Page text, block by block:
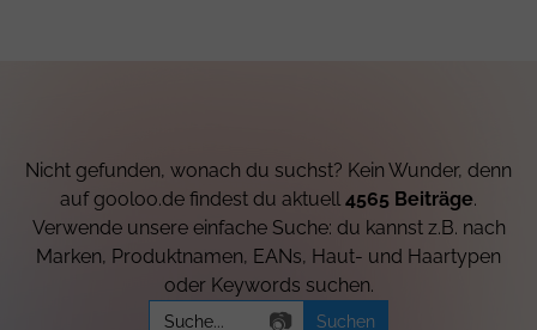
Nicht gefunden, wonach du suchst? Kein Wunder, denn
auf gooloo.de findest du aktuell 4565 Beiträge.
Verwende unsere einfache Suche: du kannst z.B. nach
Marken, Produktnamen, EANs, Haut- und Haartypen
oder Keywords suchen.
Search
📷